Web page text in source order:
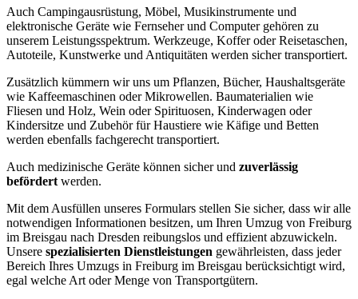
Auch Campingausrüstung, Möbel, Musikinstrumente und
elektronische Geräte wie Fernseher und Computer gehören zu
unserem Leistungsspektrum. Werkzeuge, Koffer oder Reisetaschen,
Autoteile, Kunstwerke und Antiquitäten werden sicher transportiert.
Zusätzlich kümmern wir uns um Pflanzen, Bücher, Haushaltsgeräte
wie Kaffeemaschinen oder Mikrowellen. Baumaterialien wie
Fliesen und Holz, Wein oder Spirituosen, Kinderwagen oder
Kindersitze und Zubehör für Haustiere wie Käfige und Betten
werden ebenfalls fachgerecht transportiert.
Auch medizinische Geräte können sicher und zuverlässig
befördert werden.
Mit dem Ausfüllen unseres Formulars stellen Sie sicher, dass wir alle
notwendigen Informationen besitzen, um Ihren Umzug von Freiburg
im Breisgau nach Dresden reibungslos und effizient abzuwickeln.
Unsere spezialisierten Dienstleistungen gewährleisten, dass jeder
Bereich Ihres Umzugs in Freiburg im Breisgau berücksichtigt wird,
egal welche Art oder Menge von Transportgütern.